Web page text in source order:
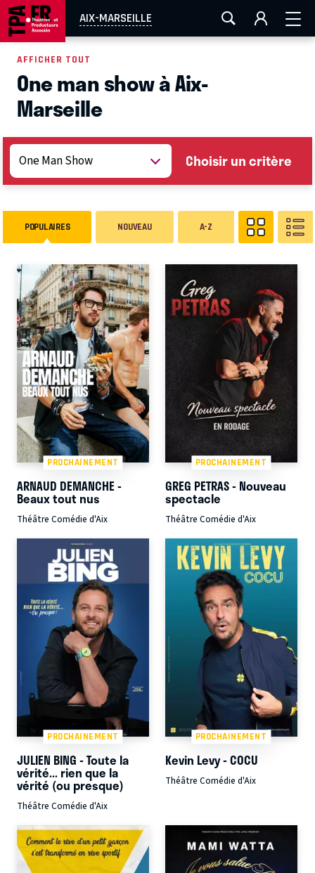
AIX-MARSEILLE
AIX-MARSEILLE AURAY LA ROCHELLE
EN TOURNÉE
AFFICHER TOUT
One man show à Aix-
Marseille
Choisir un critère
POPULAIRES NOUVEAU A-Z
PROCHAINEMENT
ARNAUD DEMANCHE -
Beaux tout nus
Théâtre Comédie d'Aix
PROCHAINEMENT
GREG PETRAS - Nouveau
spectacle
Théâtre Comédie d'Aix
PROCHAINEMENT
JULIEN BING - Toute la
vérité... rien que la
vérité (ou presque)
Théâtre Comédie d'Aix
PROCHAINEMENT
Kevin Levy - COCU
Théâtre Comédie d'Aix